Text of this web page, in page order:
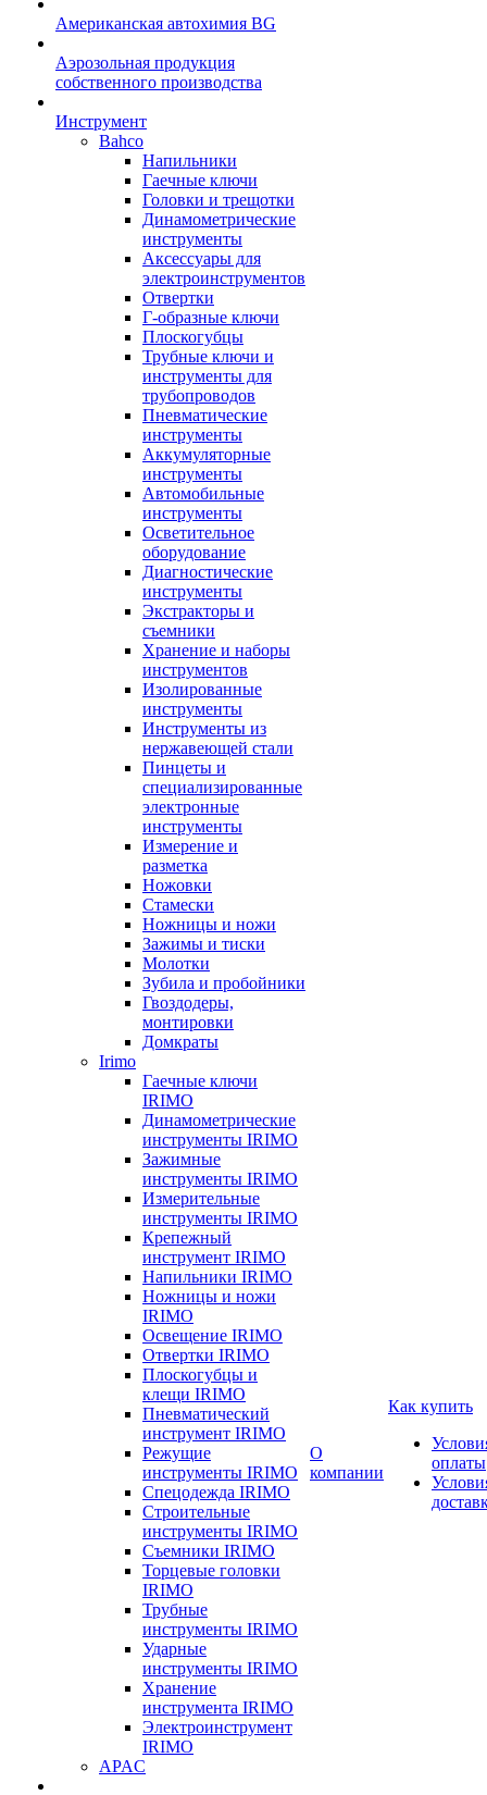
Американская автохимия BG
Аэрозольная продукция
собственного производства
Инструмент
Bahco
Напильники
Гаечные ключи
Головки и трещотки
Динамометрические
инструменты
Аксессуары для
электроинструментов
Отвертки
Г-образные ключи
Плоскогубцы
Трубные ключи и
инструменты для
трубопроводов
Пневматические
инструменты
Аккумуляторные
инструменты
Автомобильные
инструменты
Осветительное
оборудование
Диагностические
инструменты
Экстракторы и
съемники
Хранение и наборы
инструментов
Изолированные
инструменты
Инструменты из
нержавеющей стали
Пинцеты и
специализированные
электронные
инструменты
Измерение и
разметка
Ножовки
Стамески
Ножницы и ножи
Зажимы и тиски
Молотки
Зубила и пробойники
Гвоздодеры,
монтировки
Домкраты
Irimo
Гаечные ключи
IRIMO
Динамометрические
инструменты IRIMO
Зажимные
инструменты IRIMO
Измерительные
инструменты IRIMO
Крепежный
инструмент IRIMO
Напильники IRIMO
Ножницы и ножи
IRIMO
Освещение IRIMO
Отвертки IRIMO
Плоскогубцы и
клещи IRIMO
Пневматический
инструмент IRIMO
Режущие
инструменты IRIMO
Спецодежда IRIMO
Строительные
инструменты IRIMO
Съемники IRIMO
Торцевые головки
IRIMO
Трубные
инструменты IRIMO
Ударные
инструменты IRIMO
Хранение
инструмента IRIMO
Электроинструмент
IRIMO
APAC
О
компании
Как купить
оплаты